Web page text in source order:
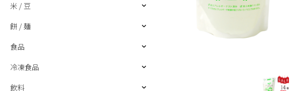
米 / 豆
餅 / 麺
食品
冷凍食品
飲料